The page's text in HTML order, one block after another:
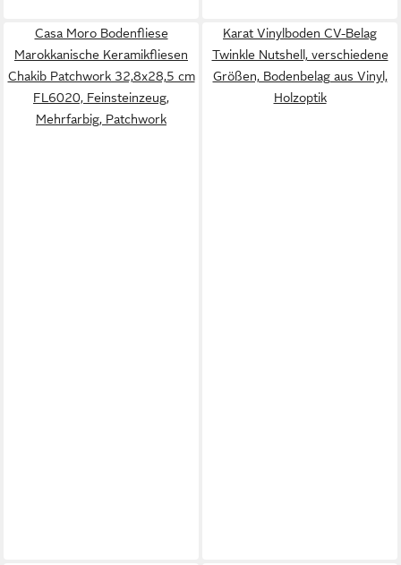
Casa Moro Bodenfliese
Marokkanische Keramikfliesen
Chakib Patchwork 32,8x28,5 cm
FL6020, Feinsteinzeug,
Mehrfarbig, Patchwork
Karat Vinylboden CV-Belag
Twinkle Nutshell, verschiedene
Größen, Bodenbelag aus Vinyl,
Holzoptik